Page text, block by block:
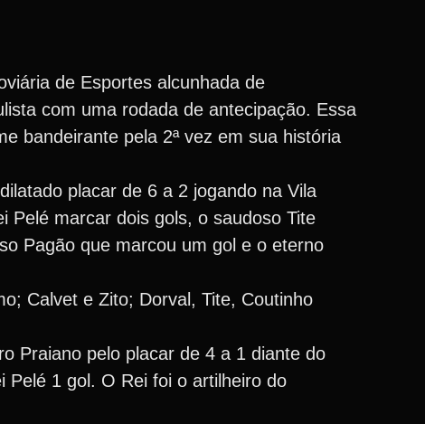
de Esportes alcunhada de
com uma rodada de antecipação. Essa
bandeirante pela 2ª vez em sua história
placar de 6 a 2 jogando na Vila
Pelé marcar dois gols, o saudoso Tite
Pagão que marcou um gol e o eterno
Calvet e Zito; Dorval, Tite, Coutinho
Praiano pelo placar de 4 a 1 diante do
Pelé 1 gol. O Rei foi o artilheiro do